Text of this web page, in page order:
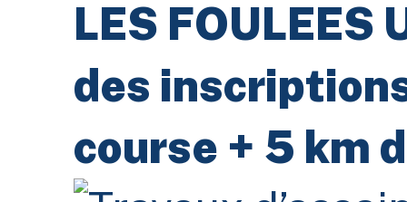
LES FOULEES
des
course + 5 km